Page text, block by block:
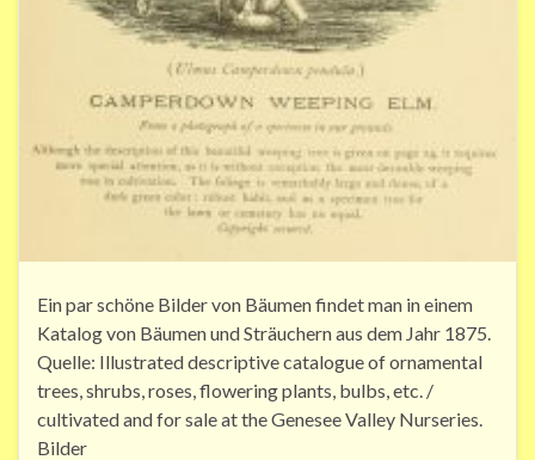
Ein par schöne Bilder von Bäumen findet man in einem
Katalog von Bäumen und Sträuchern aus dem Jahr 1875.
Quelle: Illustrated descriptive catalogue of ornamental
trees, shrubs, roses, flowering plants, bulbs, etc. /
cultivated and for sale at the Genesee Valley Nurseries.
Bilder